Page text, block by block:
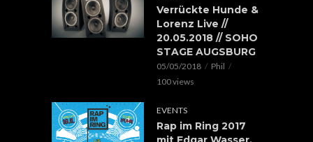
Verrückte Hunde &
Lorenz Live //
20.05.2018 // SOHO
STAGE AUGSBURG
05/05/2018
Phil
100 views
EVENTS
Rap im Ring 2017